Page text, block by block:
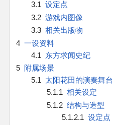
3.1 设定点
3.2 游戏内图像
3.3 相关出版物
4 一设资料
4.1 东方求闻史纪
5 附属场景
5.1 太阳花田的演奏舞台
5.1.1 相关设定
5.1.2 结构与造型
5.1.2.1 设定点
官方作品
官方游戏
官方音乐